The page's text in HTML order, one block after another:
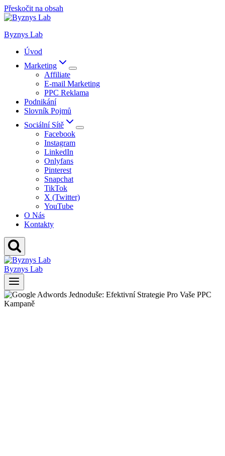
Přeskočit na obsah
Byznys Lab
Úvod
Marketing
Affiliate
E-mail Marketing
PPC Reklama
Podnikání
Slovník Pojmů
Sociální Sítě
Facebook
Instagram
LinkedIn
Onlyfans
Pinterest
Snapchat
TikTok
X (Twitter)
YouTube
O Nás
Kontakty
Byznys Lab